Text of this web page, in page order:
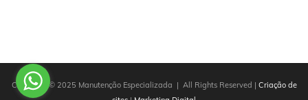
Copyright © 2025 Manutenção Especializada | All Rights Reserved | Criação de